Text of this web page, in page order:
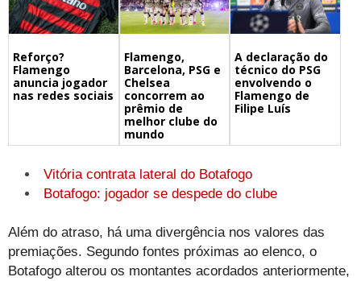
Reforço?
Flamengo
anuncia jogador
nas redes sociais
Flamengo,
Barcelona, PSG e
Chelsea
concorrem ao
prêmio de
melhor clube do
mundo
A declaração do
técnico do PSG
envolvendo o
Flamengo de
Filipe Luís
Vitória contrata lateral do Botafogo
Botafogo: jogador se despede do clube
Além do atraso, há uma divergência nos valores das
premiações. Segundo fontes próximas ao elenco, o
Botafogo alterou os montantes acordados anteriormente,